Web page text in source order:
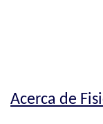
Acerca de